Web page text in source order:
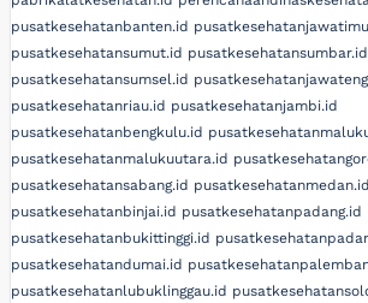
pusatkesehatanbanten.id
pusatkesehatansumut.id pusatkesehatansumbar.id
pusatkesehatansumsel.id
pusatkesehatanriau.id pusatkesehatanjambi.id
pusatkesehatanbengkulu.id
pusatkesehatanmalukuutara.id
pusatkesehatansabang.id pusatkesehatanmedan.id
pusatkesehatanbinjai.id pusatkesehatanpadang.id
pusatkesehatanbukittinggi.id
pusatkesehatandumai.id
pusatkesehatanlubuklinggau.id